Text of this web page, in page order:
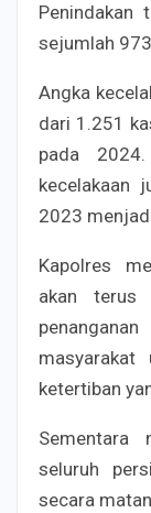
Penindakan
sejumlah
Angka
dari 1.251
pada
kecelakaan
2023
Kapolres
akan terus
masyarakat
ketertiban
Sementara
seluruh
secara